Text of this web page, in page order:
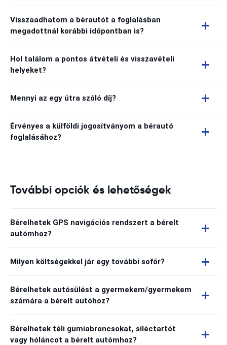
Visszaadhatom a bérautót a foglalásban
megadottnál korábbi időpontban is?
Hol találom a pontos átvételi és visszavételi
helyeket?
Mennyi az egy útra szóló díj?
Érvényes a külföldi jogosítványom a bérautó
foglalásához?
További opciók és lehetőségek
Bérelhetek GPS navigációs rendszert a bérelt
autómhoz?
Milyen költségekkel jár egy további sofőr?
Bérelhetek autósülést a gyermekem/gyermekem
számára a bérelt autóhoz?
Bérelhetek téli gumiabroncsokat, síléctartót
vagy hóláncot a bérelt autómhoz?